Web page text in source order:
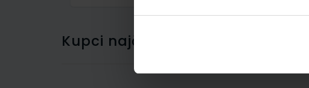
Kupci najčešće biraju..